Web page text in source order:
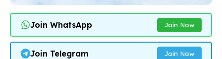
Join WhatsApp Join Now
Join Telegram Join Now